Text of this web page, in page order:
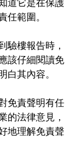
道它是在保護
任範圍。
驗樓報告時，
該仔細閱讀免
白其內容。
免責聲明有任
的法律意見，
地理解免責聲